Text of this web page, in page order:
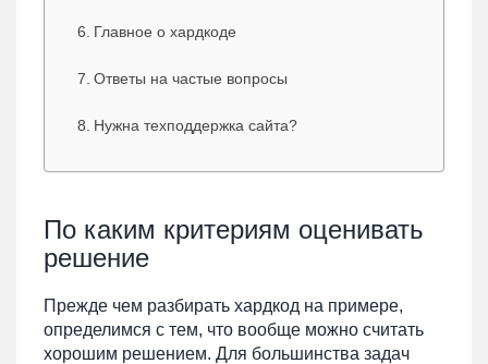
Главное о хардкоде
Ответы на частые вопросы
Нужна техподдержка сайта?
По каким критериям оценивать
решение
Прежде чем разбирать хардкод на примере,
определимся с тем, что вообще можно считать
хорошим решением. Для большинства задач